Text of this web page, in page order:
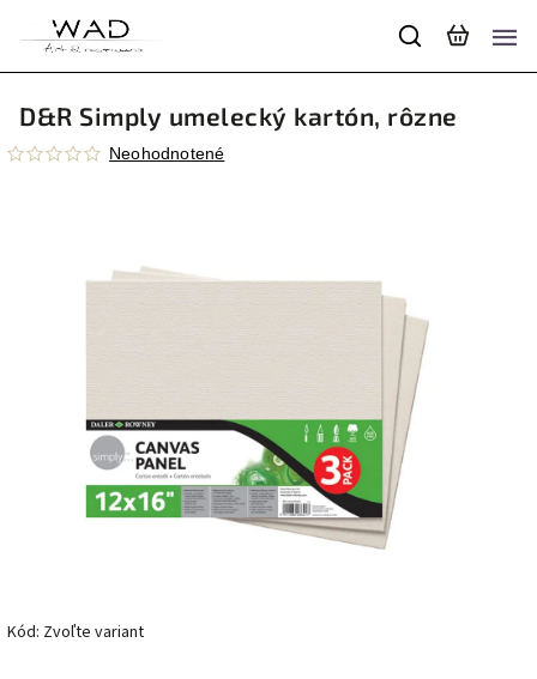
D&R Simply umelecký kartón, rôzne
Neohodnotené
Kód: Zvoľte variant